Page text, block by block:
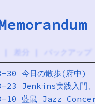
差分 バックアップ
30 今日の散歩(府中)
23 Jenkins実践入門、
10 藍鼠 Jazz